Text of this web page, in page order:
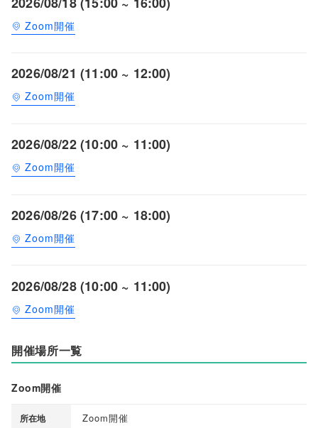
Zoom開催
2026/08/21 (11:00 ~ 12:00)
Zoom開催
2026/08/22 (10:00 ~ 11:00)
Zoom開催
2026/08/26 (17:00 ~ 18:00)
Zoom開催
2026/08/28 (10:00 ~ 11:00)
Zoom開催
開催場所一覧
Zoom開催
所在地 Zoom開催